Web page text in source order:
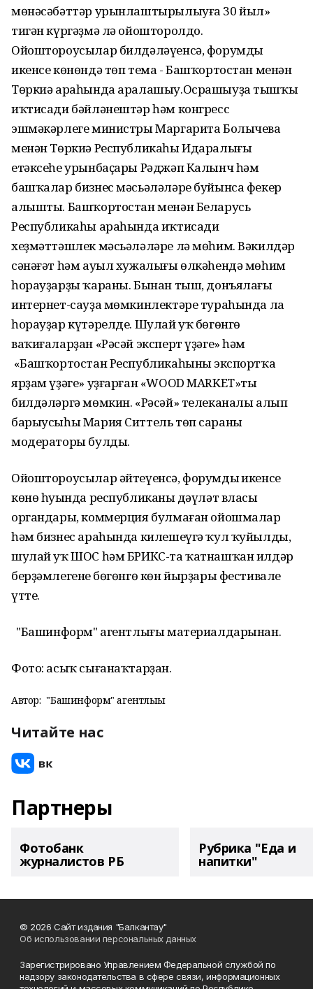
мөнәсәбәттәр урынлаштырылыуға 30 йыл»
тигән күргәҙмә лә ойошторолдо.
Ойоштороусылар билдәләүенсә, форумдың
икенсе көнөндә төп тема - Башҡортостан менән
Төркиә араһында аралашыу.Осрашыуҙа тышҡы
иҡтисади бәйләнештәр һәм конгресс
эшмәкәрлеге министры Маргарита Болычева
менән Төркиә Республикаһы Идаралығы
етәксеһе урынбаҫары Рәджәп Калынч һәм
башҡалар бизнес мәсьәләләре буйынса фекер
алышты. Башҡортостан менән Беларусь
Республикаһы араһында иҡтисади
хеҙмәттәшлек мәсьәләләре лә мөһим. Вәкилдәр
сәнәғәт һәм ауыл хужалығы өлкәһендә мөһим
һорауҙарҙы ҡараны. Бынан тыш, донъялағы
интернет-сауҙа мөмкинлектәре тураһында ла
һорауҙар күтәрелде. Шулай уҡ бөгөнгө
ваҡиғаларҙан «Рәсәй эксперт үҙәге» һәм
«Башҡортостан Республикаһының экспортҡа
ярҙам үҙәге» уҙғарған «WOOD MARKET»ты
билдәләргә мөмкин. «Рәсәй» телеканалы алып
барыусыһы Мария Ситтель төп сараның
модераторы булды.
Ойоштороусылар әйтеүенсә, форумдың икенсе
көнө һуңында республиканың дәүләт власы
органдары, коммерция булмаған ойошмалар
һәм бизнес араһында килешеүгә ҡул ҡуйылды,
шулай уҡ ШОС һәм БРИКС-та ҡатнашҡан илдәр
берҙәмлегенең бөгөнгө көн йырҙары фестивале
үтте.
"Башинформ" агентлығы материалдарынан.
Фото: асыҡ сығанаҡтарҙан.
Автор: "Башинформ" агентлығы
Читайте нас
Партнеры
Фотобанк
журналистов РБ
Рубрика "Еда и
напитки"
© 2026 Сайт издания "Балкантау"
Об использовании персональных данных
Зарегистрировано Управлением Федеральной службой по
надзору законодательства в сфере связи, информационных